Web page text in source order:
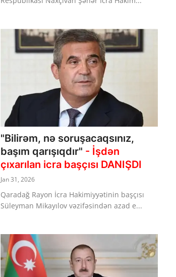
"Bilirəm, nə soruşacaqsınız,
başım qarışıqdır" - İşdən
çıxarılan icra başçısı DANIŞDI
Jan 31, 2026
Qaradağ Rayon İcra Hakimiyyətinin başçısı
Süleyman Mikayılov vəzifəsindən azad e...